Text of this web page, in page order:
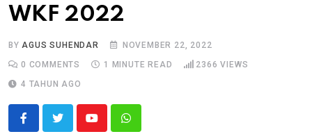
WKF 2022
BYAGUS SUHENDAR
NOVEMBER 22, 2022
0 COMMENTS 1 MINUTE READ 2366 VIEWS
4 TAHUN AGO
YoutubeWhatsapp